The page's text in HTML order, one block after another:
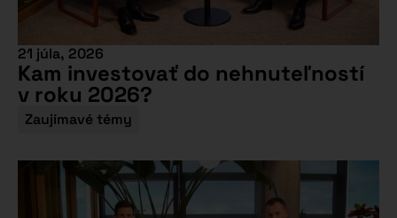
21 júla, 2026
Kam investovať do nehnuteľností
v roku 2026?
Zaujímavé témy